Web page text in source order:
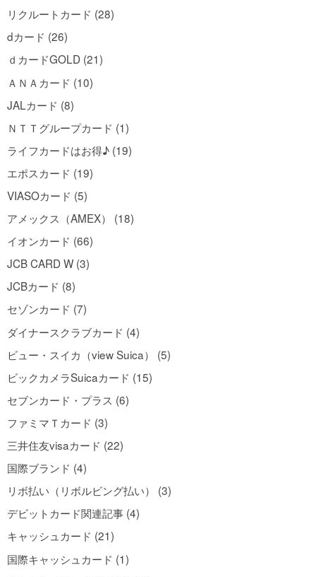
リクルートカード (28)
dカード (26)
ｄカードGOLD (21)
ＡＮＡカード (10)
JALカード (8)
ＮＴＴグループカード (1)
ライフカードはお得♪ (19)
エポスカード (19)
VIASOカード (5)
アメックス（AMEX） (18)
イオンカード (66)
JCB CARD W (3)
JCBカード (8)
セゾンカード (7)
ダイナースクラブカード (4)
ビュー・スイカ（view Suica） (5)
ビックカメラSuicaカード (15)
セブンカード・プラス (6)
ファミマＴカード (3)
三井住友visaカード (22)
国際ブランド (4)
リボ払い（リボルビング払い） (3)
デビットカード関連記事 (4)
キャッシュカード (21)
国際キャッシュカード (1)